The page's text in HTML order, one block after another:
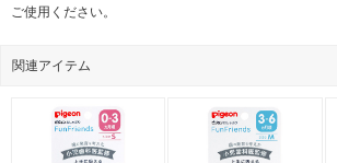
ご使用ください。
関連アイテム